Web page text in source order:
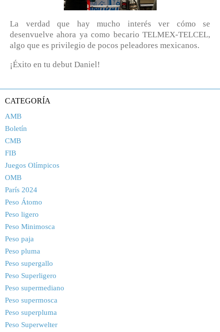
La verdad que hay mucho interés ver cómo se
desenvuelve ahora ya como becario TELMEX-TELCEL,
algo que es privilegio de pocos peleadores mexicanos.
¡Éxito en tu debut Daniel!
CATEGORÍA
AMB
Boletín
CMB
FIB
Juegos Olímpicos
OMB
París 2024
Peso Átomo
Peso ligero
Peso Minimosca
Peso paja
Peso pluma
Peso supergallo
Peso Superligero
Peso supermediano
Peso supermosca
Peso superpluma
Peso Superwelter